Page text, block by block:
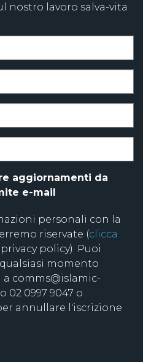
nostro lavoro salva-vita
aggiornamenti da
e-mail
personali con la
riservate (clicca
policy). Puoi
momento
comms@islamic-
02 0997 9047 o
annullare l'iscrizione